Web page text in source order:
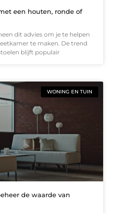
een houten, ronde of
dit advies om je te helpen
te maken. De trend
blijft populair
WONING EN TUIN
de waarde van